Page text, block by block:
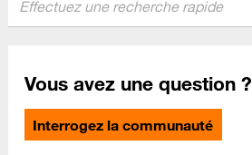
Vous avez une question ?
Interrogez la communauté